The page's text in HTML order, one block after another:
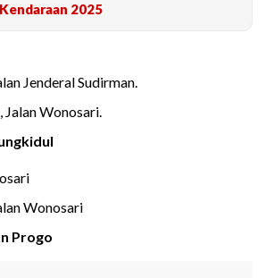
2025
Jenderal Sudirman.
Jalan Wonosari.
Wonosari
Progo